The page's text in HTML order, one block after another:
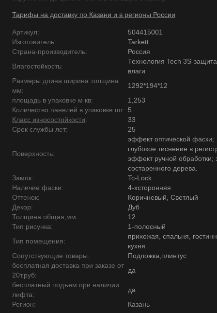
Тарифы на доставку по Казани и в регионы России
Артикул:
504415001
Изготовитель:
Tarkett
Страна-производитель:
Россия
Влагостойкость:
Технология Tech 3S-
влаги
Размеры длина ширина толщина
мм:
1292*194*12
площадь в упаковке м кв:
1,253
Количество панелей в упаковке шт: 5
Класс износостойкости:
33
Срок службы лет:
25
Поверхность:
эффект оптической фаски;
глубокое тиснение в
эффект ручной обработки;
состаренного дерева.
Замок:
Tc-Lock
Наличие фаски:
4-хсторонняя
Оттенок:
Коричневый, Светлый
Декор:
Дуб
Толщина общая,мм:
12
Тип рисунка:
1-полосный
Тип помещения:
прихожая, спальня,
кухня
Сопутствующие товары:
Подложка,плинтус
бесплатная доставка при заказе от
20т.руб:
да
бесплатный подъем при наличии
лифта:
да
Регион:
Казань